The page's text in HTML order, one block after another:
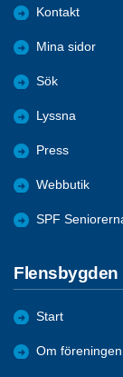
Kontakt
Mina sidor
Sök
Lyssna
Press
Webbutik
SPF
Flensbygden
Start
Om föreningen